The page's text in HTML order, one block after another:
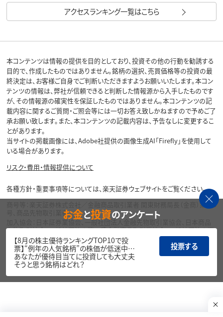
アクセスランキング一覧はこちら
本コンテンツは情報の提供を目的としており、投資その他の行動を勧誘する
目的で、作成したものではありません。銘柄の選択、売買価格等の投資の最
終決定は、お客様ご自身でご判断いただきますようお願いいたします。本コン
テンツの情報は、弊社が信頼できると判断した情報源から入手したものです
が、その情報源の確実性を保証したものではありません。本コンテンツの記
載内容に関するご質問・ご照会等には一切お答え致しかねますので予めご了
承お願い致します。また、本コンテンツの記載内容は、予告なしに変更するこ
とがあります。
当サイトの掲載画像には、Adobe社提供の画像生成AI「Firefly」を使用して
いる場合があります。
リスク・費用・情報提供について
各種方針・重要事項等については、楽天証券ウェブサイトをご覧ください。
商号等：楽天証券株式会社／金融商品取引業者 関東財務局長（金商）第195
号、商品先物取引業者
加入協会：日本証券業協会、一般社団法人金融先物取引業協会、日本商品
先物取引協会、一般社団法人第二種金融商品取引業協会、一般社団法人資
産運用業協会
Copyright©
1999-2026 Rakuten Securities, Inc. All
Rights Reserved.
お金と投資のアンケート
【8月の株主優待ランキングTOP10で投
票】“例年の人気銘柄”の株価が低迷中…
あなたが優待目当てに投資しても大丈夫
そうと思う銘柄はどれ？
投票する